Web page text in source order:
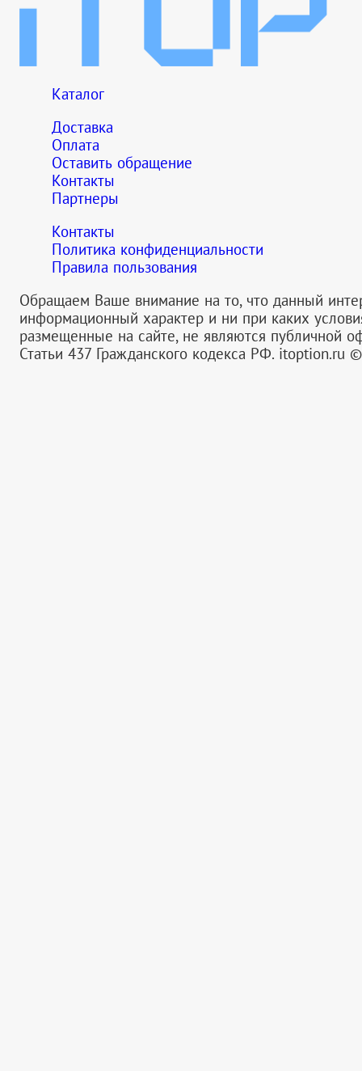
Каталог
Доставка
Оплата
Оставить обращение
Контакты
Партнеры
Контакты
Политика конфиденциальности
Правила пользования
Обращаем Ваше внимание на то, что данный
информационный характер и ни при каких
размещенные на сайте, не являются публичной
Статьи 437 Гражданского кодекса РФ. itoption.ru